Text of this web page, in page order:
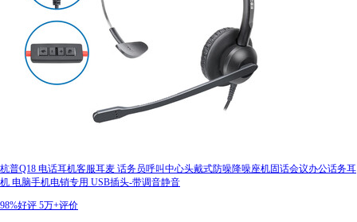
杭普Q18 电话耳机客服耳麦 话务员呼叫中心头戴式防噪降噪座机固话会议办公话务耳
机 电脑手机电销专用 USB插头-带调音静音
98%好评 5万+评价